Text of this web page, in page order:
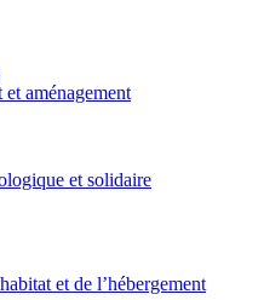
aménagement
et solidaire
et de l’hébergement